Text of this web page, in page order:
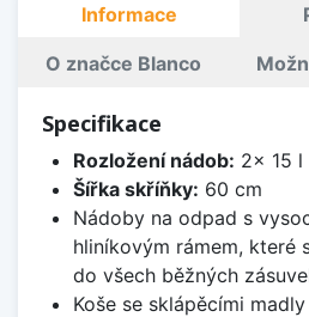
Informace
O značce Blanco
Specifikace
Rozložení nádob: 2x 15
Šířka skříňky: 60 cm
Nádoby na odpad s
hliníkovým rámem, které
do všech běžných
Koše se sklápěcími